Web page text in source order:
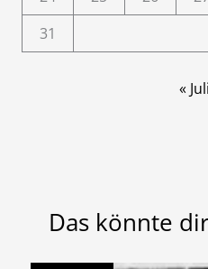
31
« Juli
Das könnte